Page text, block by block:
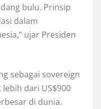
bulu. Prinsip
dalam
ujar Presiden
sebagai sovereign
dari US$900
di dunia.